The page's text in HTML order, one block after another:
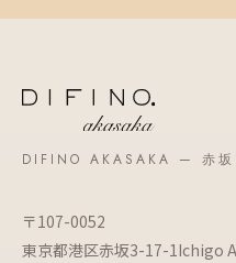
DIFINO AKASAKA — 赤坂
〒107-0052
東京都港区赤坂3-17-1Ichigo